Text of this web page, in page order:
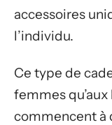
accessoires
l’individu.
Ce type de
femmes
commencent à